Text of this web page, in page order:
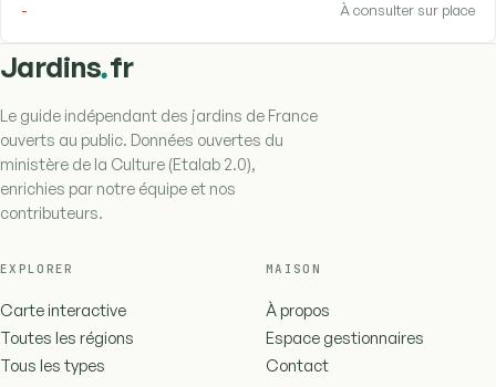
- À consulter sur place
Jardins.fr
Le guide indépendant des jardins de France
ouverts au public. Données ouvertes du
ministère de la Culture (Etalab 2.0),
enrichies par notre équipe et nos
contributeurs.
EXPLORER
Carte interactive
Toutes les régions
Tous les types
MAISON
À propos
Espace gestionnaires
Contact